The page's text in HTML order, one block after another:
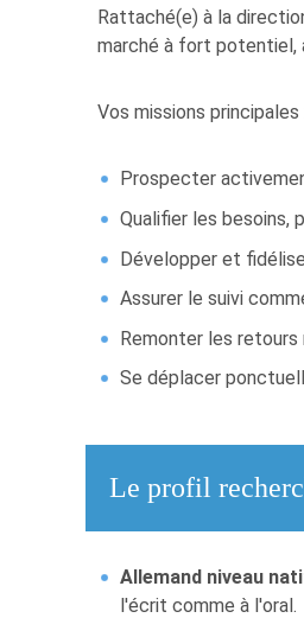
Rattaché(e) à la
marché à fort potentiel,
Vos missions principales
Prospecter
Qualifier les
Développer et
Assurer le suivi
Remonter les
Se déplacer
Le profil
Allemand niveau
l'écrit comme à l'oral.